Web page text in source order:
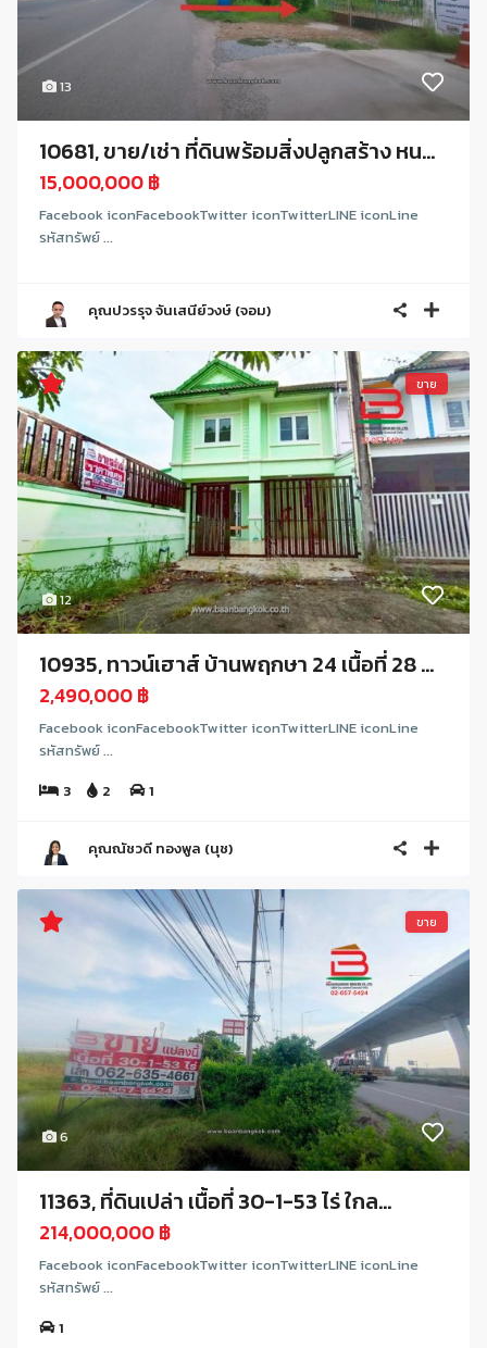
13
10681, ขาย/เช่า ที่ดินพร้อมสิ่งปลูกสร้าง หน...
15,000,000 ฿
Facebook iconFacebookTwitter iconTwitterLINE iconLine
รหัสทรัพย์ ...
คุณปวรรุจ จันเสนีย์วงษ์ (จอม)
12
ขาย
10935, ทาวน์เฮาส์ บ้านพฤกษา 24 เนื้อที่ 28 ...
2,490,000 ฿
Facebook iconFacebookTwitter iconTwitterLINE iconLine
รหัสทรัพย์ ...
3
2 1
คุณณัชวดี ทองพูล (นุช)
6
ขาย
11363, ที่ดินเปล่า เนื้อที่ 30-1-53 ไร่ ใกล...
214,000,000 ฿
Facebook iconFacebookTwitter iconTwitterLINE iconLine
รหัสทรัพย์ ...
1